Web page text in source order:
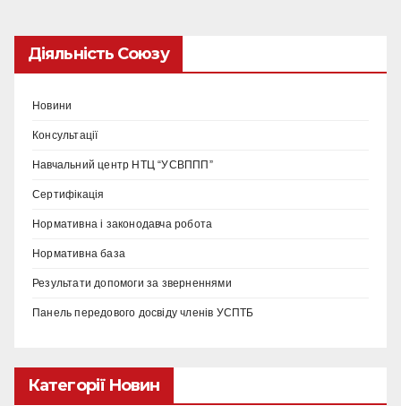
Діяльність Союзу
Новини
Консультації
Навчальний центр НТЦ “УСВППП”
Сертифікація
Нормативна і законодавча робота
Нормативна база
Результати допомоги за зверненнями
Панель передового досвіду членів УСПТБ
Категорії Новин